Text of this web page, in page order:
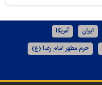
ایران آمریکا
حرم مطهر امام رضا (ع)